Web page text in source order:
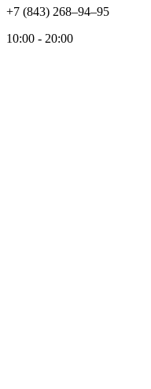
+7 (843) 268‒94‒95
10:00 - 20:00